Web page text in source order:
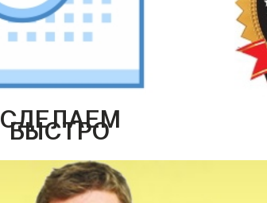
СДЕЛАЕМ
БЫСТРО